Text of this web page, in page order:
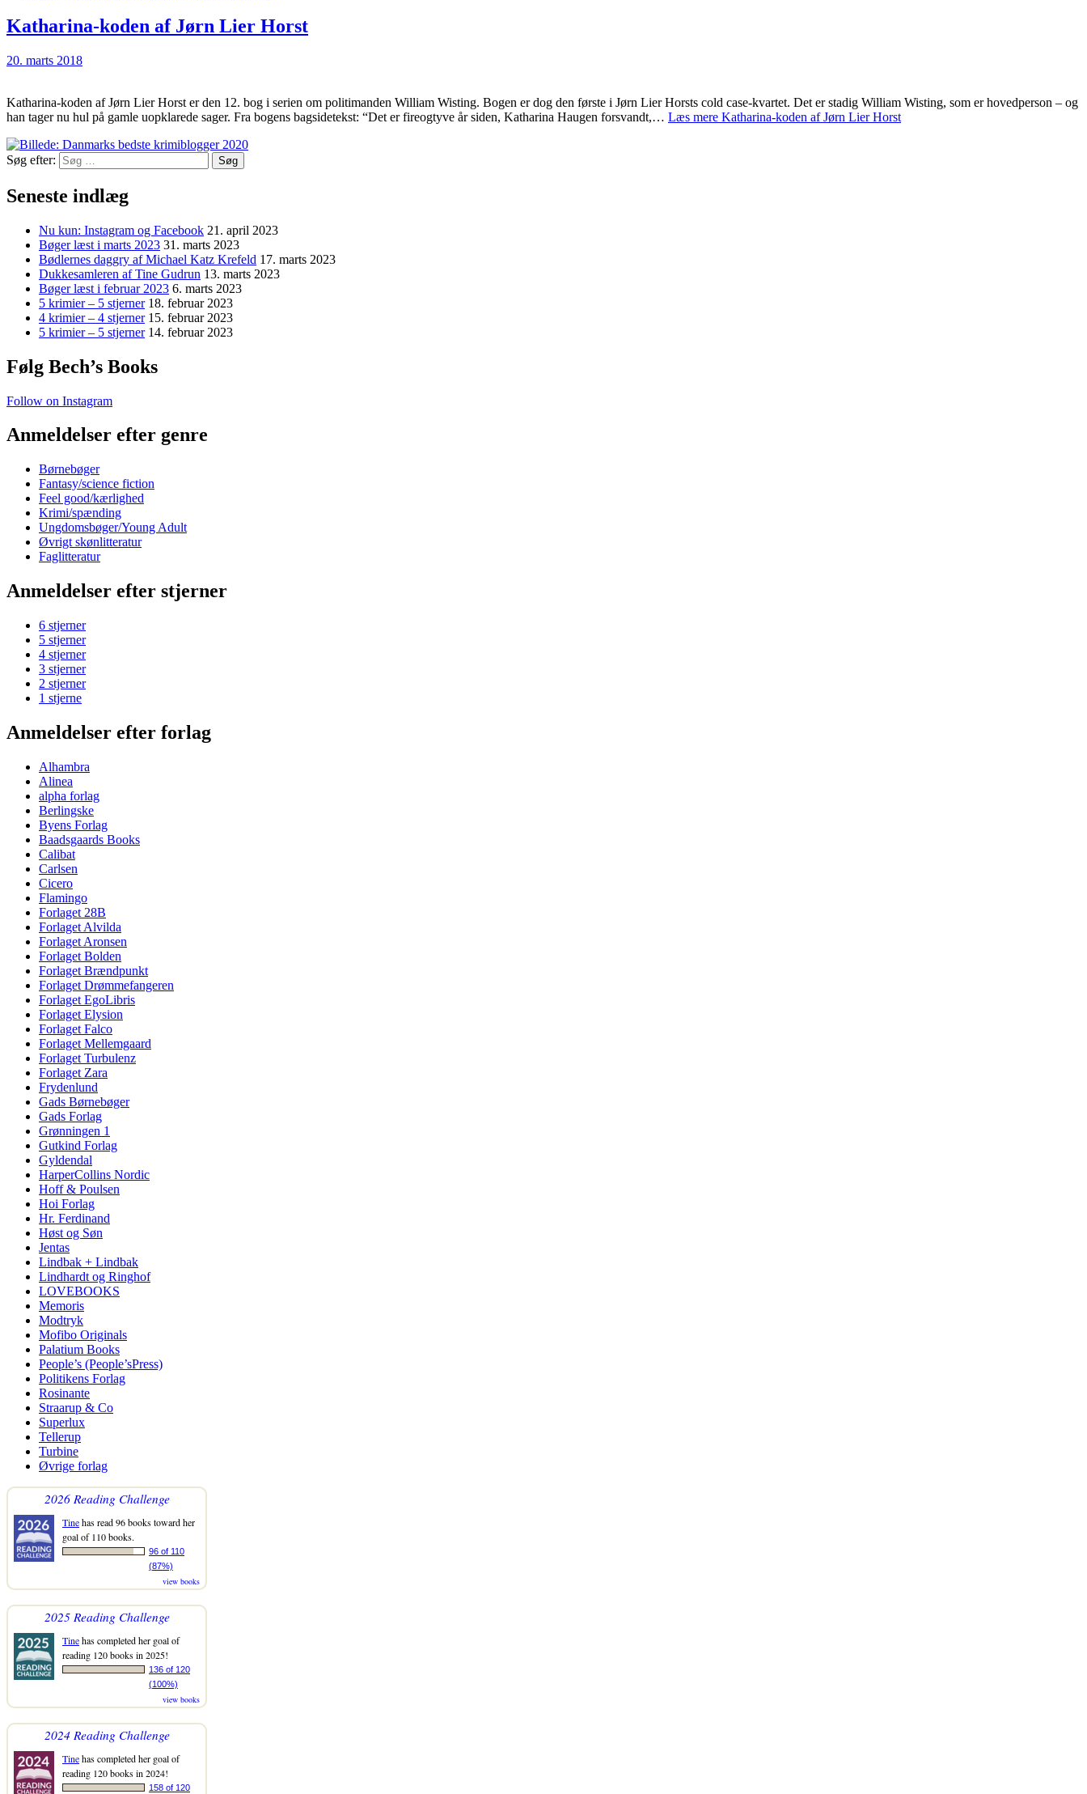
Katharina-koden af Jørn Lier Horst
20. marts 2018
Katharina-koden af Jørn Lier Horst er den 12. bog i serien om politimanden William Wisting. Bogen er dog den første i Jørn Lier Horsts cold case-kvartet. Det er stadig William Wisting, som er hovedperson – og
han tager nu hul på gamle uopklarede sager. Fra bogens bagsidetekst: “Det er fireogtyve år siden, Katharina Haugen forsvandt,… Læs mere Katharina-koden af Jørn Lier Horst
Søg efter:
Seneste indlæg
Nu kun: Instagram og Facebook 21. april 2023
Bøger læst i marts 2023 31. marts 2023
Bødlernes daggry af Michael Katz Krefeld 17. marts 2023
Dukkesamleren af Tine Gudrun 13. marts 2023
Bøger læst i februar 2023 6. marts 2023
5 krimier – 5 stjerner 18. februar 2023
4 krimier – 4 stjerner 15. februar 2023
5 krimier – 5 stjerner 14. februar 2023
Følg Bech’s Books
Follow on Instagram
Anmeldelser efter genre
Børnebøger
Fantasy/science fiction
Feel good/kærlighed
Krimi/spænding
Ungdomsbøger/Young Adult
Øvrigt skønlitteratur
Faglitteratur
Anmeldelser efter stjerner
6 stjerner
5 stjerner
4 stjerner
3 stjerner
2 stjerner
1 stjerne
Anmeldelser efter forlag
Alhambra
Alinea
alpha forlag
Berlingske
Byens Forlag
Baadsgaards Books
Calibat
Carlsen
Cicero
Flamingo
Forlaget 28B
Forlaget Alvilda
Forlaget Aronsen
Forlaget Bolden
Forlaget Brændpunkt
Forlaget Drømmefangeren
Forlaget EgoLibris
Forlaget Elysion
Forlaget Falco
Forlaget Mellemgaard
Forlaget Turbulenz
Forlaget Zara
Frydenlund
Gads Børnebøger
Gads Forlag
Grønningen 1
Gutkind Forlag
Gyldendal
HarperCollins Nordic
Hoff & Poulsen
Hoi Forlag
Hr. Ferdinand
Høst og Søn
Jentas
Lindbak + Lindbak
Lindhardt og Ringhof
LOVEBOOKS
Memoris
Modtryk
Mofibo Originals
Palatium Books
People’s (People’sPress)
Politikens Forlag
Rosinante
Straarup & Co
Superlux
Tellerup
Turbine
Øvrige forlag
2026 Reading Challenge
Tinehas read 96 books toward her
goal of 110 books.
96 of 110
(87%)
view books
2025 Reading Challenge
Tinehas completed her goal of
reading 120 books in 2025!
136 of 120
(100%)
view books
2024 Reading Challenge
Tinehas completed her goal of
reading 120 books in 2024!
158 of 120